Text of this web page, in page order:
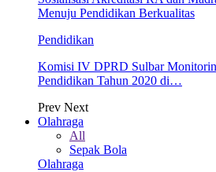
Menuju Pendidikan Berkualitas
Pendidikan
Komisi IV DPRD Sulbar
Pendidikan Tahun 2020 di…
Prev Next
Olahraga
All
Sepak Bola
Olahraga